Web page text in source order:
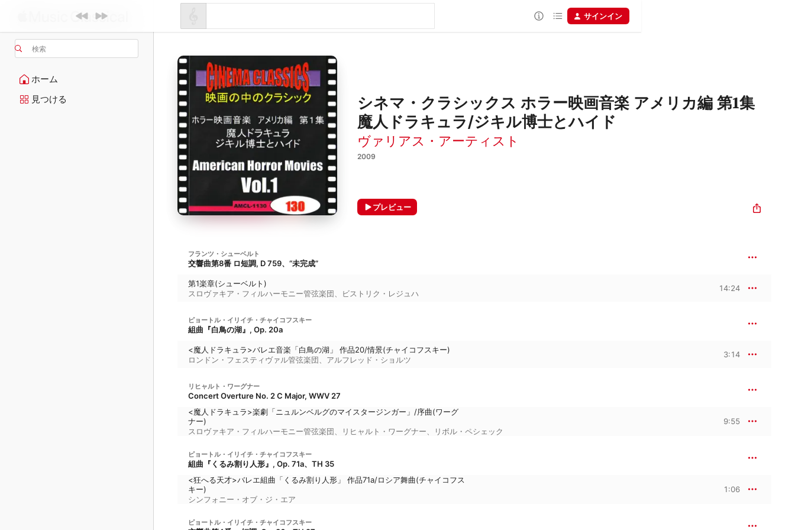
検索
ホーム
見つける
サインイン
シネマ・クラシックス ホラー映画音楽 アメリカ編 第1集
魔人ドラキュラ/ジキル博士とハイド
ヴァリアス・アーティスト
2009
プレビュー
フランツ・シューベルト
交響曲第8番 ロ短調, D 759、“未完成”
第1楽章(シューベルト)
スロヴァキア・フィルハーモニー管弦楽団
ビストリク・レジュハ
14:24
ピョートル・イリイチ・チャイコフスキー
組曲『白鳥の湖』, Op. 20a
<魔人ドラキュラ>バレエ音楽「白鳥の湖」 作品20/情景(チャイコフスキー)
ロンドン・フェスティヴァル管弦楽団
アルフレッド・ショルツ
3:14
リヒャルト・ワーグナー
Concert Overture No. 2 C Major, WWV 27
<魔人ドラキュラ>楽劇「ニュルンベルグのマイスタージンガー」/序曲(ワーグ
ナー)
スロヴァキア・フィルハーモニー管弦楽団
リヒャルト・ワーグナー リボル・ペシェック
9:55
ピョートル・イリイチ・チャイコフスキー
組曲『くるみ割り人形』, Op. 71a、TH 35
<狂へる天才>バレエ組曲「くるみ割り人形」 作品71a/ロシア舞曲(チャイコフス
キー)
シンフォニー・オブ・ジ・エア
1:06
ピョートル・イリイチ・チャイコフスキー